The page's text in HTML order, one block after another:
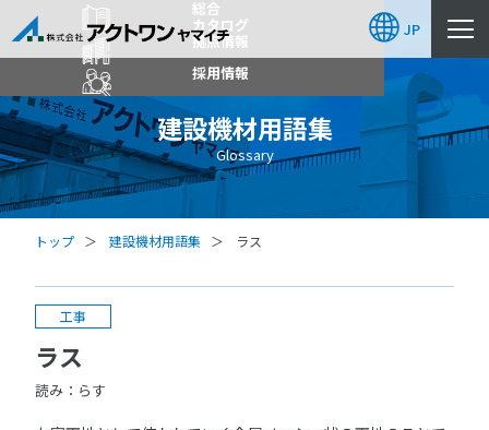
総合
カタログ
拠点情報
採用情報
JP
建設機材用語集
Glossary
トップ 建設機材用語集 ラス
工事
ラス
読み：らす